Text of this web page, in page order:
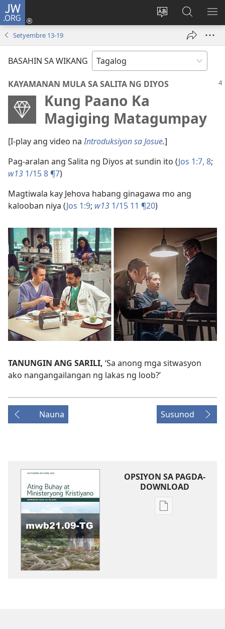
JW.ORG
Baguhin
ng
Mag-
log
bubukas
bagong
window)
sa
JW.ORG
Setyembre 13-19
BASAHIN SA WIKANG
KAYAMANAN MULA SA SALITA NG DIYOS
Kung Paano Ka
Magiging Matagumpay
[I-play ang video naIntroduksiyon sa Josue.]
Pag-aralan ang Salita ng Diyos at sundin ito (Jos 1:7, 8;
w13 1/15 8 ¶7)
Magtiwala kay Jehova habang ginagawa mo ang
kalooban niya (Jos 1:9; w13 1/15 11 ¶20)
TANUNGIN ANG SARILI, ‘Sa anong mga sitwasyon
ako nangangailangan ng lakas ng loob?’
Nauna Susunod
OPSIYON SA PAGDA-
DOWNLOAD
Opsiyon